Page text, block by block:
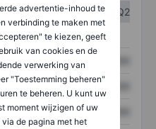
advertentie-inhoud te
verbinding te maken met
te kiezen, geeft
van cookies en de
verwerking van
"Toestemming beheren"
te beheren. U kunt uw
moment wijzigen of uw
de pagina met het
Q1
Q2
XXXXXXX
XXXXXXX XXXXXXX
XXXXXXX XXXXXXX